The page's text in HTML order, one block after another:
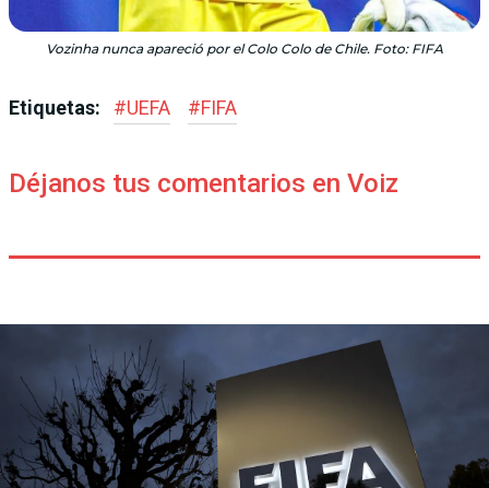
Vozinha nunca apareció por el Colo Colo de Chile. Foto: FIFA
Etiquetas: #UEFA #FIFA
Déjanos tus comentarios en Voiz